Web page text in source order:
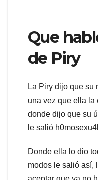
Que
de Piry
La Piry dijo que su
una vez que ella la
donde dijo que su
le salió
Donde ella lo dio
modos le salió así,